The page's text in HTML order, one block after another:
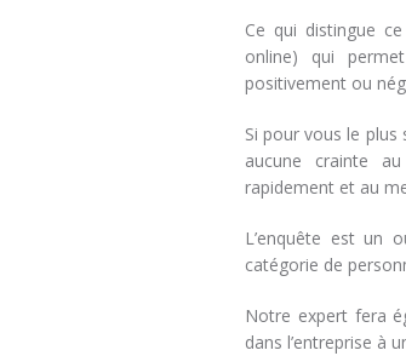
Ce qui distingue
online) qui
positivement ou
Si pour vous le plus
aucune crainte
rapidement et au
L’enquête est un
catégorie de
Notre expert fera
dans l’entreprise à